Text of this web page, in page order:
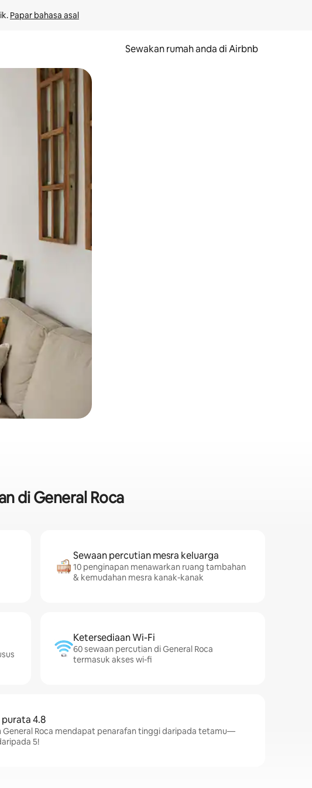
Papar bahasa asal
Sewakan rumah anda di Airbnb
gerak leret.
di General Roca
Sewaan percutian mesra keluarga
10 penginapan menawarkan ruang tambahan
& kemudahan mesra kanak-kanak
Ketersediaan Wi-Fi
60 sewaan percutian di General Roca
termasuk akses wi-fi
purata 4.8
General Roca mendapat penarafan tinggi daripada tetamu—
5!